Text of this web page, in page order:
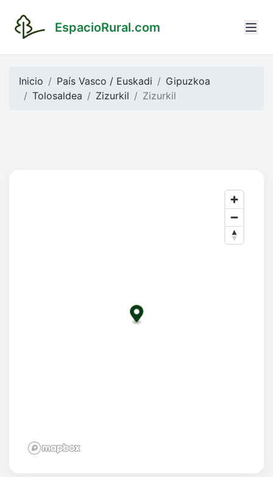
EspacioRural.com
Inicio País Vasco / Euskadi
Gipuzkoa
Tolosaldea
Zizurkil Zizurkil